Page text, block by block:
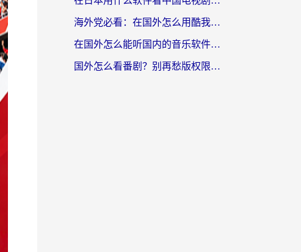
海外党必看：在国外怎么用酷我音乐听音乐？告别“地区不支持”的实用指南
在国外怎么能听国内的音乐软件？别让版权限制断了你的“中文歌单”
国外怎么看番剧？别再愁版权限制！一个工具解决所有回国追剧难题